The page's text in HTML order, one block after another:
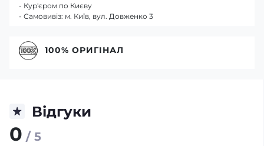
Відгуки
0 / 5
- Кур'єром по Києву
- Самовивіз: м. Київ, вул. Довженко 3
100% ОРИГІНАЛ